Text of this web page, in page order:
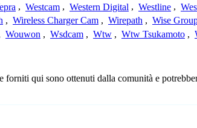
, Westcam , Western Digital , Westline ,
, Wireless Charger Cam , Wirepath , Wise
Wouwon , Wsdcam , Wtw , Wtw Tsukamoto ,
qui sono ottenuti dalla comunità e